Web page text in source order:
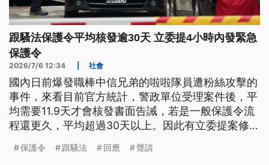
跟騷法保護令平均核發逾30天 立委提4小時內發緊急
保護令
2026/7/6 12:34 社會
國內日前爆發職棒中信兄弟的啦啦隊員遭粉絲攻擊的
事件，來看目前官方統計，警政單位受理案件後，平
均需要11.9天才會核發書面告誡，若是一般保護令流
程還更久，平均超過30天以上。因此有立委提案修
須在4小時內緊急核發。也有立委提案刪除《跟蹤騷
保護令 跟騷法 回應 聲請